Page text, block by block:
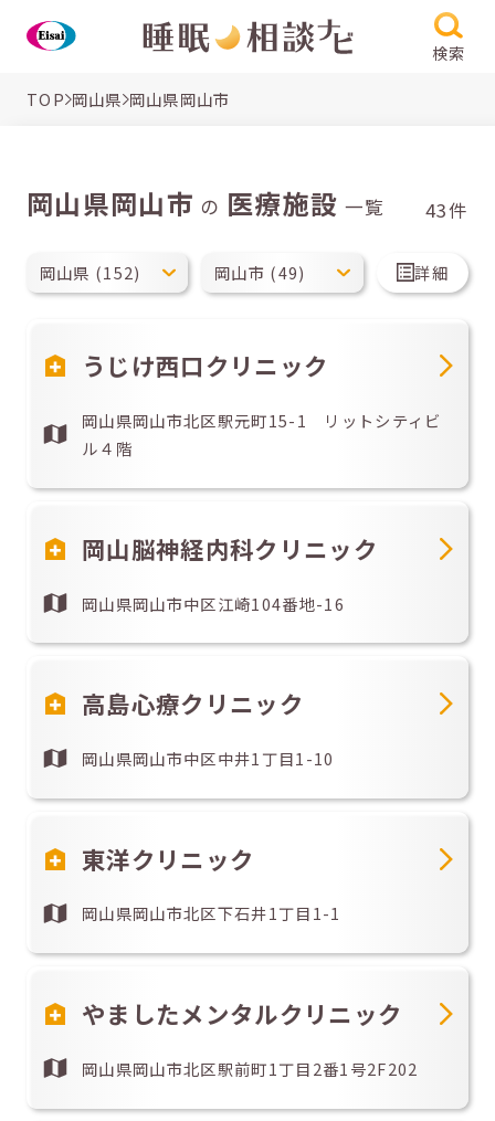
検索
TOP 岡山県 岡山県岡山市
岡山県岡山市 の 医療施設 一覧 43件
詳細
うじけ西口クリニック
岡山県岡山市北区駅元町15-1 リットシティビ
ル４階
岡山脳神経内科クリニック
岡山県岡山市中区江崎104番地-16
高島心療クリニック
岡山県岡山市中区中井1丁目1-10
東洋クリニック
岡山県岡山市北区下石井1丁目1-1
やましたメンタルクリニック
岡山県岡山市北区駅前町1丁目2番1号2F202